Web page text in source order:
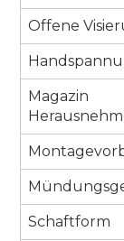
Offene
Magazin
Schaftform